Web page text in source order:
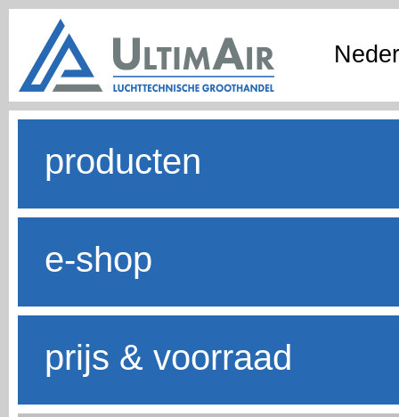
producten
e-shop
prijs & voorraad